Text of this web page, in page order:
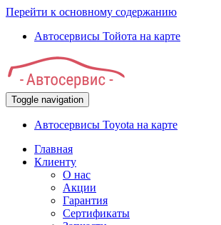
Перейти к основному содержанию
Автосервисы Тойота на карте
Toggle navigation
Автосервисы Toyota на карте
Главная
Клиенту
О нас
Акции
Гарантия
Сертификаты